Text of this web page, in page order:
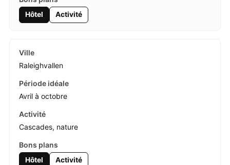
Hôtel Activité
Raleighvallen
Avril à octobre
Cascades, nature
Hôtel Activité